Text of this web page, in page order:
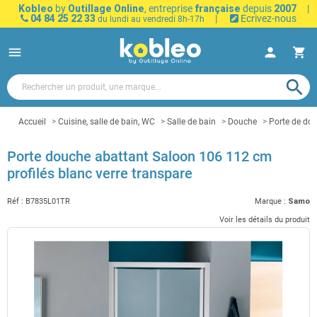
Kobleo by Outillage Online, entreprise française depuis 2007
|
04 84 25 22 33 du lundi au vendredi 8h-17h | Ecrivez-nous
menu person shopping_cart
search
Accueil Cuisine, salle de bain, WC Salle de bain Douche Porte de
Porte douche abattant Saloon 106 112 cm
profilés blanc verre transpare
Réf : B7835L01TR Marque : Samo
Voir les détails du produit